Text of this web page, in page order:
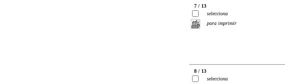
7 / 13
selecciona
para imprimir
8 / 13
selecciona